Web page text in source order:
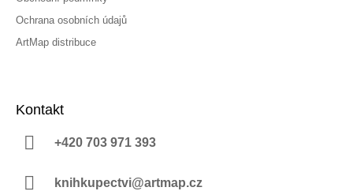
Ochrana osobních údajů
ArtMap distribuce
Kontakt
+420 703 971 393
knihkupectvi@artmap.cz